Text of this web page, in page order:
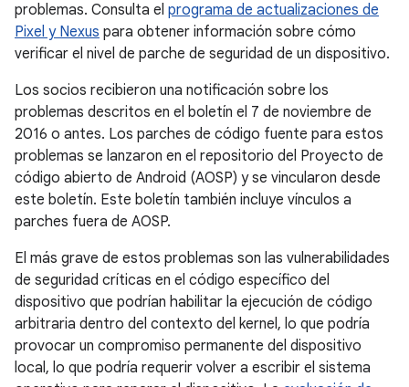
problemas. Consulta el programa de actualizaciones de
Pixel y Nexus para obtener información sobre cómo
verificar el nivel de parche de seguridad de un dispositivo.
Los socios recibieron una notificación sobre los
problemas descritos en el boletín el 7 de noviembre de
2016 o antes. Los parches de código fuente para estos
problemas se lanzaron en el repositorio del Proyecto de
código abierto de Android (AOSP) y se vincularon desde
este boletín. Este boletín también incluye vínculos a
parches fuera de AOSP.
El más grave de estos problemas son las vulnerabilidades
de seguridad críticas en el código específico del
dispositivo que podrían habilitar la ejecución de código
arbitraria dentro del contexto del kernel, lo que podría
provocar un compromiso permanente del dispositivo
local, lo que podría requerir volver a escribir el sistema